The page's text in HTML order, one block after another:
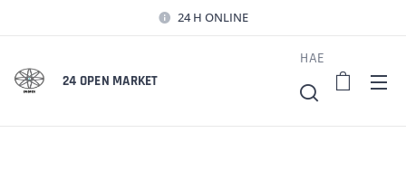
24 H ONLINE
24 OPEN MARKET
HAE